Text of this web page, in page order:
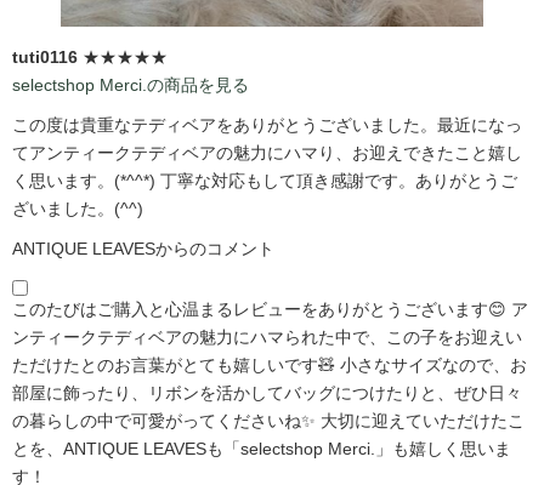
tuti0116 ★★★★★
selectshop Merci.の商品を見る
この度は貴重なテディベアをありがとうございました。最近になっ
てアンティークテディベアの魅力にハマり、お迎えできたこと嬉し
く思います。(*^^*) 丁寧な対応もして頂き感謝です。ありがとうご
ざいました。(^^)
ANTIQUE LEAVESからのコメント
このたびはご購入と心温まるレビューをありがとうございます😊 ア
ンティークテディベアの魅力にハマられた中で、この子をお迎えい
ただけたとのお言葉がとても嬉しいです🧸 小さなサイズなので、お
部屋に飾ったり、リボンを活かしてバッグにつけたりと、ぜひ日々
の暮らしの中で可愛がってくださいね✨ 大切に迎えていただけたこ
とを、ANTIQUE LEAVESも「selectshop Merci.」も嬉しく思いま
す！